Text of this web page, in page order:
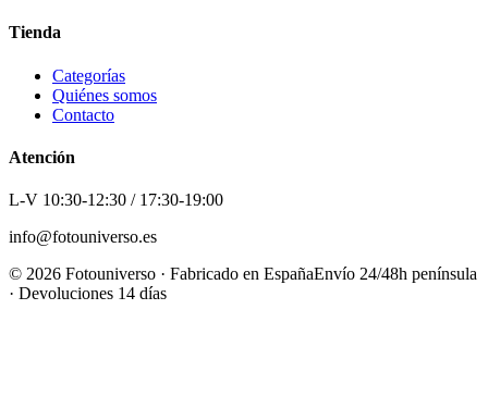
Tienda
Categorías
Quiénes somos
Contacto
Atención
L-V 10:30-12:30 / 17:30-19:00
info@fotouniverso.es
© 2026 Fotouniverso · Fabricado en EspañaEnvío 24/48h península
· Devoluciones 14 días